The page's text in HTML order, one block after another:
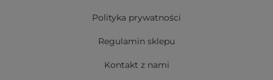
Polityka prywatności
Regulamin sklepu
Kontakt z nami